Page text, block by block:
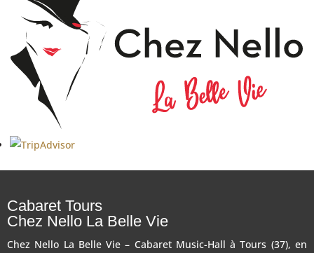
Cabaret Tours
Chez Nello La Belle Vie
Chez Nello La Belle Vie – Cabaret Music-Hall à Tours (37), en